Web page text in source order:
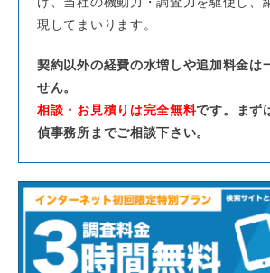
現してまいります。
契約以外の経費の水増しや追加料金は
せん。
相談・お見積りは完全無料です。まず
偵事務所までご相談下さい。